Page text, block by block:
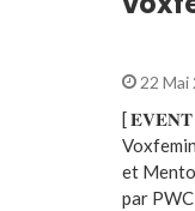
22 Mai
[ 𝐄𝐕𝐄𝐍𝐓
et
par